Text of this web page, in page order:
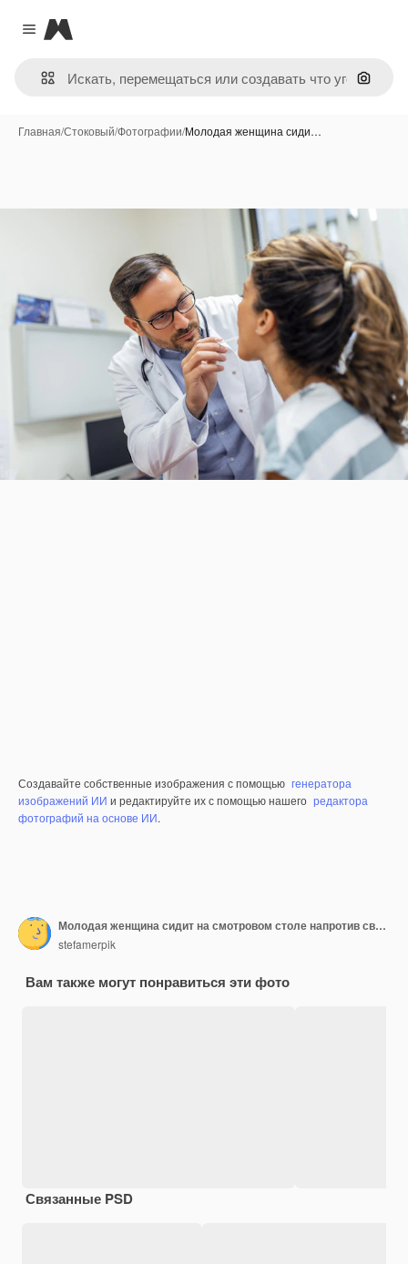
Close menu
Magnific
Поиск
Главная/Стоковый/Фотографии/Молодая женщина сиди…
Создавайте собственные изображения с помощью генератора
изображений ИИ и редактируйте их с помощью нашего редактора
фотографий на основе ИИ.
Молодая женщина сидит на смотровом столе напротив своего врача. Врач тянется вперед с депрессором языка, а женщина смотрит вверх и высовывает язык.
stefamerpik
Вам также могут понравиться эти фото
Связанные PSD